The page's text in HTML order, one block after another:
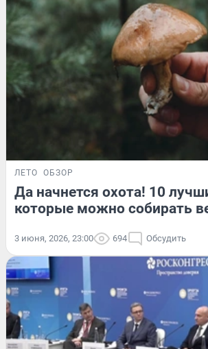
ЛЕТО ОБЗОР
Да начнется охота! 10
которые можно собирать
3 июня, 2026, 23:00 694 Обсудить